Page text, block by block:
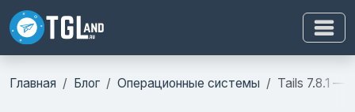
Главная Блог Операционные системы Tails 7.8.1 —